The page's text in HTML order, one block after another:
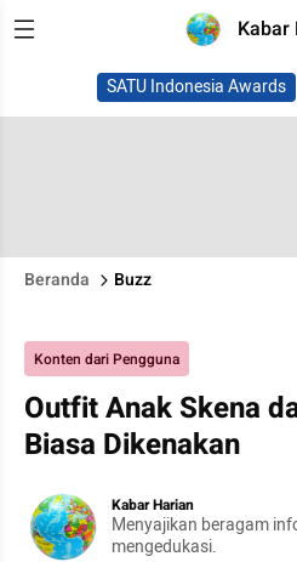
Kabar
SATU Indonesia Awards
Beranda Buzz
Konten dari Pengguna
Outfit Anak Skena
Biasa Dikenakan
Kabar Harian
Menyajikan beragam
mengedukasi.